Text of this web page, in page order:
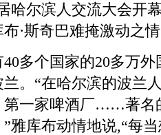
哈尔滨人交流大会开
·斯奇巴难掩激动之
个国家的20多万外
。“在哈尔滨的波兰
第一家啤酒厂……著名
雅库布动情地说,“每